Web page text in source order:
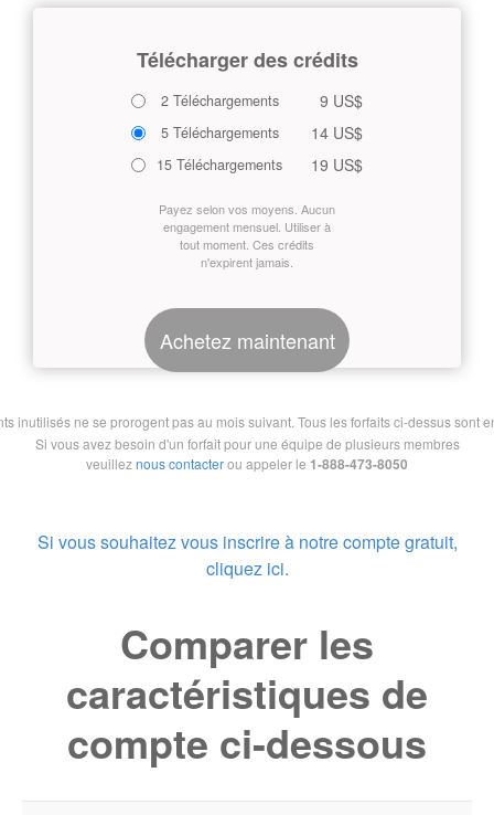
Télécharger des crédits
2 Téléchargements 9 US$
5 Téléchargements 14 US$
15 Téléchargements 19 US$
Payez selon vos moyens. Aucun
engagement mensuel. Utiliser à
tout moment. Ces crédits
n'expirent jamais.
Achetez maintenant
inutilisés ne se prorogent pas au mois suivant. Tous les forfaits ci-dessus sont
Si vous avez besoin d'un forfait pour une équipe de plusieurs membres
veuilleznous contacterou appeler le 1-888-473-8050
Si vous souhaitez vous inscrire à notre compte gratuit,
cliquez ici.
Comparer les
caractéristiques de
compte ci-dessous